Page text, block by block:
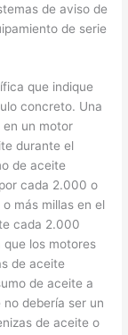
de aviso de
de serie
que indique
concreto. Una
un motor
durante el
de aceite
cada 2.000 o
más millas en el
cada 2.000
que los motores
de aceite
de aceite a
debería ser un
de aceite o